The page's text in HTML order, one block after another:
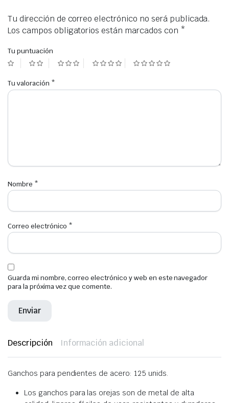
Tu dirección de correo electrónico no será publicada.
Los campos obligatorios están marcados con *
Tu puntuación
Tu valoración *
Nombre *
Correo electrónico *
Guarda mi nombre, correo electrónico y web en este navegador
para la próxima vez que comente.
Descripción Información adicional
Ganchos para pendientes de acero: 125 unids.
Los ganchos para las orejas son de metal de alta